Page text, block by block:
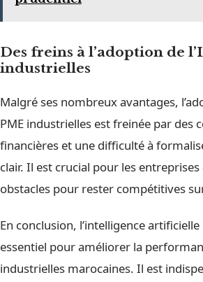
Des freins à l’adoption de
industrielles
Malgré ses nombreux avantages,
PME industrielles est freinée par des
financières et une difficulté à
clair. Il est crucial pour les
obstacles pour rester compétitives
En conclusion, l’intelligence
essentiel pour améliorer la
industrielles marocaines. Il est